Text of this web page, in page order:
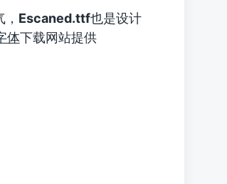
Escaned.ttf也是设计
体下载网站提供